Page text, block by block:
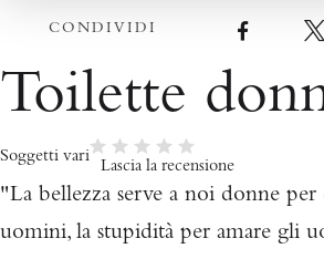
CONDIVIDI
Toilette
Soggetti vari
Lascia la recensione
"La bellezza serve a noi donne per
uomini, la stupidità per amare gli